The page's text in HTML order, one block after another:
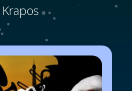
Krapos